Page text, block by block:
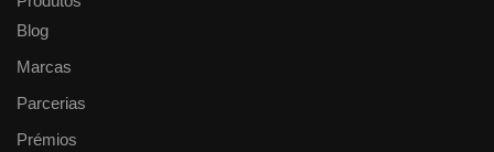
Blog
Marcas
Parcerias
Prémios